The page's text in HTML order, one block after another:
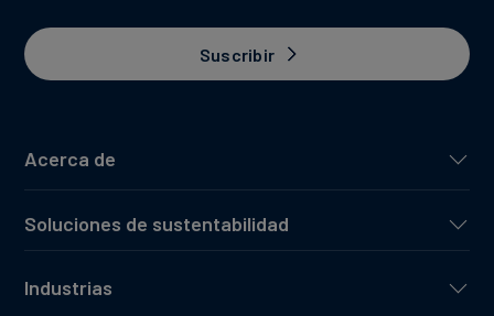
Acerca de
Soluciones de sustentabilidad
Industrias
Suscribir